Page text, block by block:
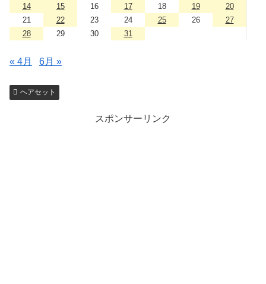
14
15 16 17 18 19
20
21
22 23 24 25 26
27
28
29 30 31
« 4月 6月 »
ヘアセット
スポンサーリンク